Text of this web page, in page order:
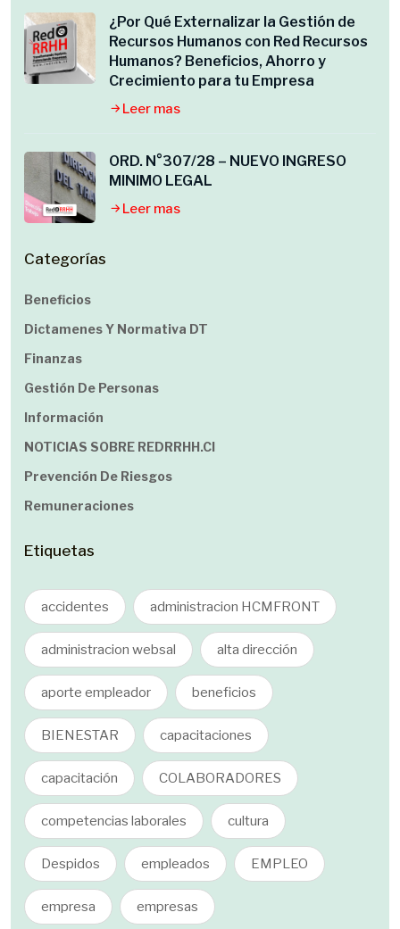
¿Por Qué Externalizar la Gestión de
Recursos Humanos con Red Recursos
Humanos? Beneficios, Ahorro y
Crecimiento para tu Empresa
Leer mas
ORD. N°307/28 – NUEVO INGRESO
MINIMO LEGAL
Leer mas
Categorías
Beneficios
Dictamenes Y Normativa DT
Finanzas
Gestión De Personas
Información
NOTICIAS SOBRE REDRRHH.cl
Prevención De Riesgos
Remuneraciones
Etiquetas
accidentes administracion HCMFRONT
administracion websal alta dirección
aporte empleador beneficios
BIENESTAR capacitaciones
capacitación COLABORADORES
competencias laborales cultura
Despidos empleados EMPLEO
empresa empresas